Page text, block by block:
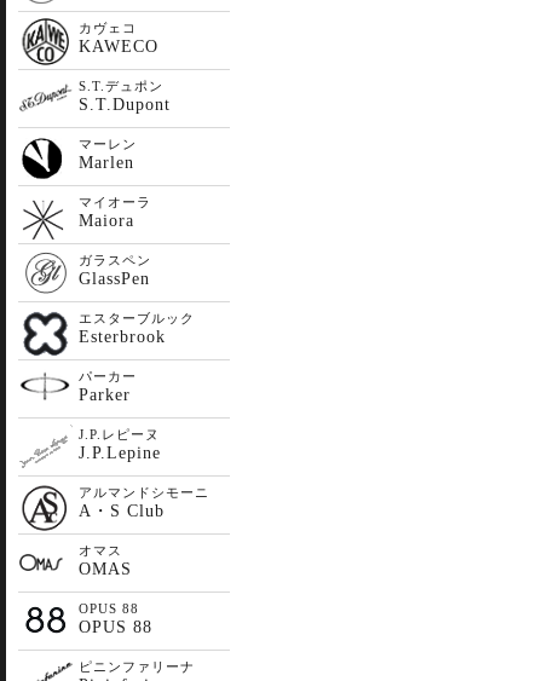
カヴェコ
KAWECO
S.T.デュポン
S.T.Dupont
マーレン
Marlen
マイオーラ
Maiora
ガラスペン
GlassPen
エスターブルック
Esterbrook
パーカー
Parker
J.P.レピーヌ
J.P.Lepine
アルマンドシモーニ
A・S Club
オマス
OMAS
OPUS 88
OPUS 88
ピニンファリーナ